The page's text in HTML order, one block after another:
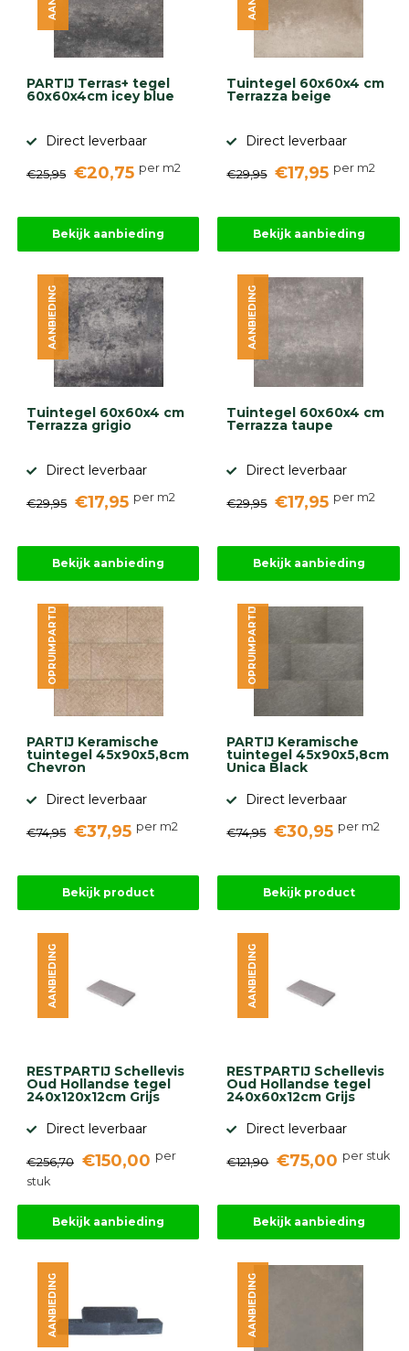
PARTIJ Terras+ tegel
60x60x4cm icey blue
Direct leverbaar
€25,95 €20,75 per m2
Bekijk aanbieding
Tuintegel 60x60x4 cm
Terrazza beige
Direct leverbaar
€29,95 €17,95 per m2
Bekijk aanbieding
Tuintegel 60x60x4 cm
Terrazza grigio
Direct leverbaar
€29,95 €17,95 per m2
AANBIEDING
Bekijk aanbieding
Tuintegel 60x60x4 cm
Terrazza taupe
Direct leverbaar
€29,95 €17,95 per m2
AANBIEDING
Bekijk aanbieding
PARTIJ Keramische
tuintegel 45x90x5,8cm
Chevron
Direct leverbaar
€74,95 €37,95 per m2
OPRUIMPARTIJ
Bekijk product
PARTIJ Keramische
tuintegel 45x90x5,8cm
Unica Black
Direct leverbaar
€74,95 €30,95 per m2
OPRUIMPARTIJ
Bekijk product
RESTPARTIJ Schellevis
Oud Hollandse tegel
240x120x12cm Grijs
Direct leverbaar
€256,70 €150,00 per
stuk
AANBIEDING
Bekijk aanbieding
RESTPARTIJ Schellevis
Oud Hollandse tegel
240x60x12cm Grijs
Direct leverbaar
€121,90 €75,00 per stuk
AANBIEDING
Bekijk aanbieding
AANBIEDING AANBIEDING